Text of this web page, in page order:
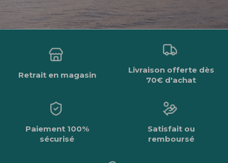
Retrait en magasin
Livraison offerte dès
70€ d'achat
Paiement 100%
sécurisé
Satisfait ou
remboursé